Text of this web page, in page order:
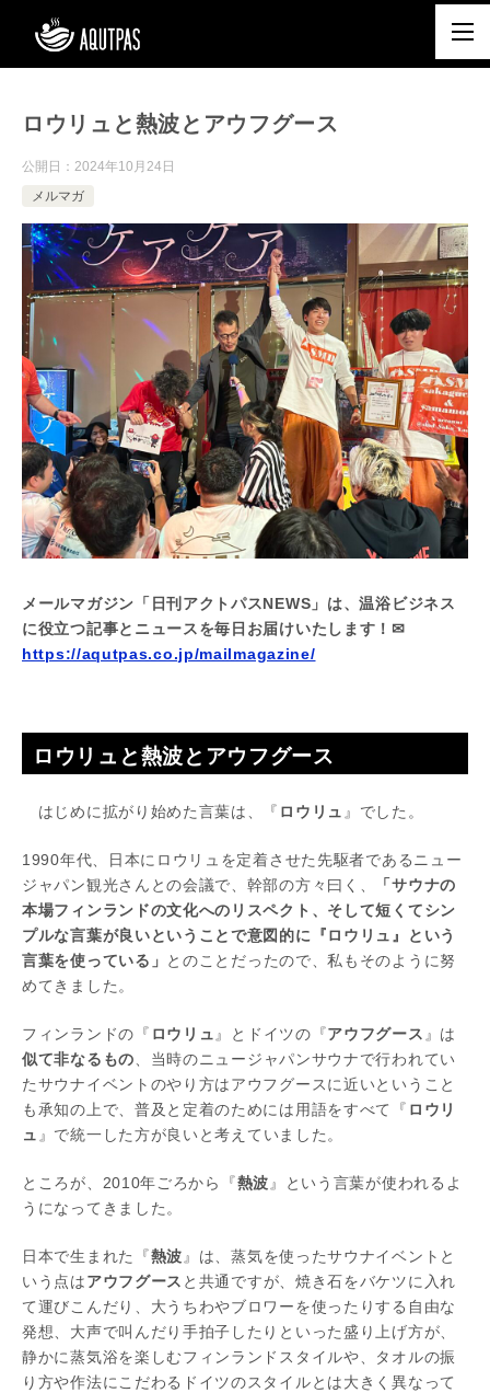
ロウリュと熱波とアウフグース
公開日： 2024年10月24日
メルマガ
メールマガジン「日刊アクトパスNEWS」は、温浴ビジネス
に役立つ記事とニュースを毎日お届けいたします！✉
https://aqutpas.co.jp/mailmagazine/
ロウリュと熱波とアウフグース
はじめに拡がり始めた言葉は、『 ロウリュ 』でした。
1990年代、日本にロウリュを定着させた先駆者であるニュー
ジャパン観光さんとの会議で、幹部の方々曰く、
「サウナの
本場フィンランドの文化へのリスペクト、そして短くてシン
プルな言葉が良いということで意図的に『ロウリュ』という
言葉を使っている」 とのことだったので、私もそのように努
めてきました。
フィンランドの『 ロウリュ 』とドイツの『アウフグース 』は
似て非なるもの 、当時のニュージャパンサウナで行われてい
たサウナイベントのやり方はアウフグースに近いということ
も承知の上で、普及と定着のためには用語をすべて『 ロウリ
ュ 』で統一した方が良いと考えていました。
ところが、2010年ごろから『熱波 』という言葉が使われるよ
うになってきました。
日本で生まれた『熱波 』は、蒸気を使ったサウナイベントと
いう点はアウフグース と共通ですが、焼き石をバケツに入れ
て運びこんだり、大うちわやブロワーを使ったりする自由な
発想、大声で叫んだり手拍子したりといった盛り上げ方が、
静かに蒸気浴を楽しむフィンランドスタイルや、タオルの振
り方や作法にこだわるドイツのスタイルとは大きく異なって